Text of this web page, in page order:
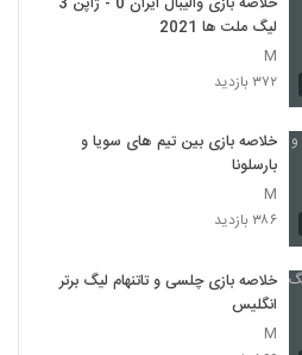
لیگ ملت ها 2021
M
۳۷۲ بازدید
خلاصه بازی بین تیم های سویا و
بارسلونا
M
۳۸۶ بازدید
خلاصه بازی چلسی و تاتنهام لیگ برتر
انگلیس
M